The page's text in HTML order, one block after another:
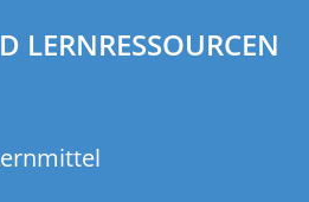
LERNRESSOURCEN